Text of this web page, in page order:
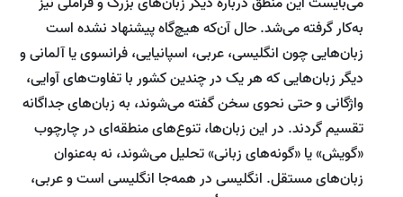
به‌کار گرفته می‌شد. حال آن‌که هیچ‌گاه پیشنهاد نشده است
زبان‌هایی چون انگلیسی، عربی، اسپانیایی، فرانسوی یا آلمانی و
دیگر زبان‌هایی که هر یک در چندین کشور با تفاوت‌های آوایی،
واژگانی و حتی نحوی سخن گفته می‌شوند، به زبان‌های جداگانه
تقسیم گردند. در این زبان‌ها، تنوع‌های منطقه‌ای در چارچوب
«گویش» یا «گونه‌های زبانی» تحلیل می‌شوند، نه به‌عنوان
زبان‌های مستقل. انگلیسی در همه‌جا انگلیسی است و عربی،